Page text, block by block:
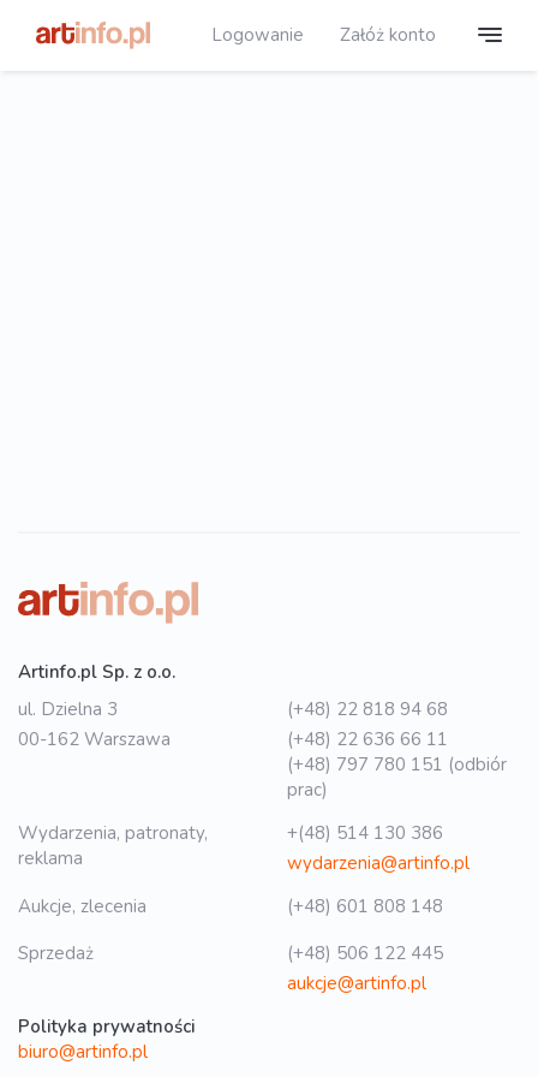
Logowanie Załóż konto
Artinfo.pl Sp. z o.o.
ul. Dzielna 3
00-162 Warszawa
(+48) 22 818 94 68
(+48) 22 636 66 11
(+48) 797 780 151 (odbiór
prac)
Wydarzenia, patronaty,
reklama
+(48) 514 130 386
wydarzenia@artinfo.pl
Aukcje, zlecenia
(+48) 601 808 148
Sprzedaż
(+48) 506 122 445
aukcje@artinfo.pl
Polityka prywatności
biuro@artinfo.pl